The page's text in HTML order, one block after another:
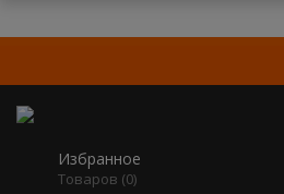
Избранное
Товаров (0)